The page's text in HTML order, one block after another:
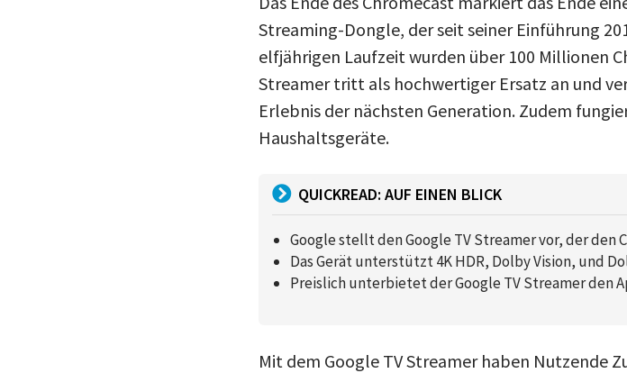
Streaming-Dongle, der seit seiner Einführung
elfjährigen Laufzeit wurden über 100 Millionen
Streamer tritt als hochwertiger Ersatz an und
Erlebnis der nächsten Generation. Zudem
Haushaltsgeräte.
QUICKREAD: AUF EINEN BLICK
Google stellt den Google TV Streamer vor, der den
Das Gerät unterstützt 4K HDR, Dolby Vision, und
Preislich unterbietet der Google TV Streamer den
Mit dem Google TV Streamer haben Nutzende